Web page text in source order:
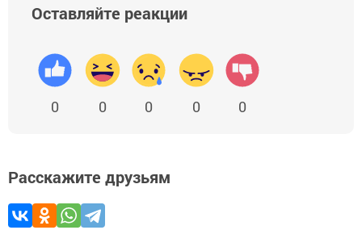
Оставляйте реакции
0 0 0 0 0
Расскажите друзьям